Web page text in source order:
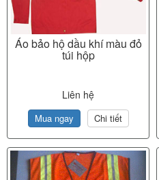
Áo bảo hộ dầu khí màu đỏ
túi hộp
Liên hệ
Mua ngay Chi tiết